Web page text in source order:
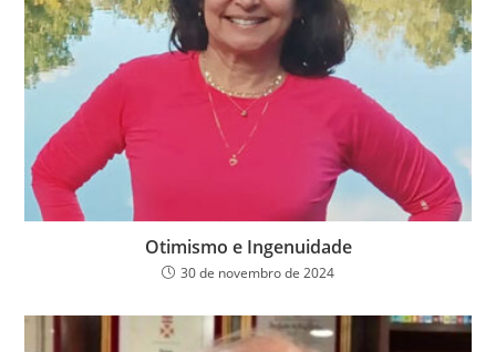
Otimismo e Ingenuidade
30 de novembro de 2024